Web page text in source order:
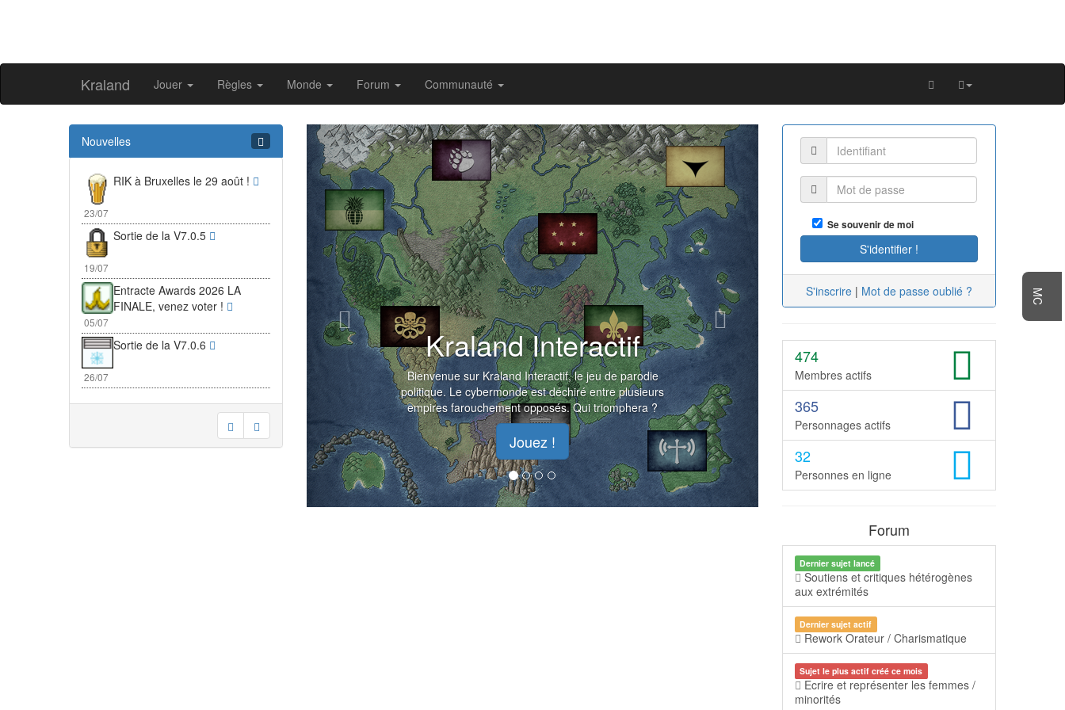
Kraland Jouer Règles Monde Forum Communauté
Nouvelles
23/07
RIK à Bruxelles le 29 août !
19/07
Sortie de la V7.0.5
05/07
Entracte Awards 2026 LA
FINALE, venez voter !
26/07
Sortie de la V7.0.6 Kraland Interactif
Bienvenue sur Kraland Interactif, le jeu de parodie
politique. Le cybermonde est déchiré entre plusieurs
empires farouchement opposés. Qui triomphera ?
Jouez !
Previous Next
Se souvenir de moi
S'inscrire | Mot de passe oublié ?
474
Membres actifs
365
Personnages actifs
32
Personnes en ligne
Forum
Dernier sujet lancé
Soutiens et critiques hétérogènes
aux extrémités
Dernier sujet actif
Rework Orateur / Charismatique
Sujet le plus actif créé ce mois
Ecrire et représenter les femmes /
minorités
MC